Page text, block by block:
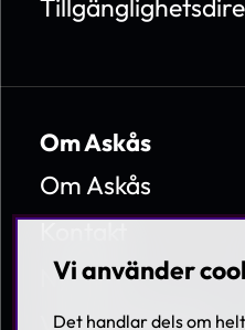
Om Askås
Om Askås
Kontakt
Nyheter
Villkor & Policies
Vi använder
Det handlar dels om